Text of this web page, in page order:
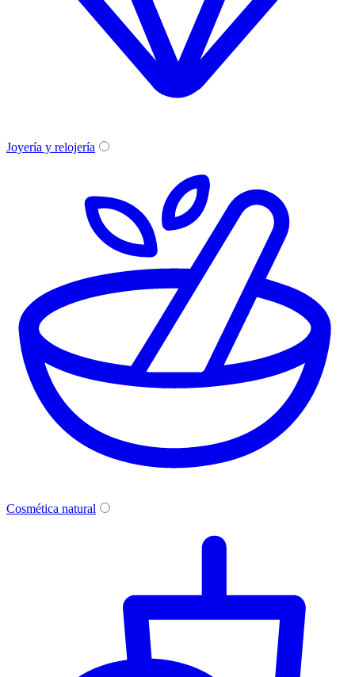
Joyería y relojería
Cosmética natural